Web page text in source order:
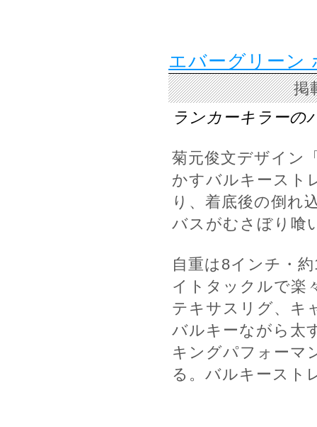
エバーグリーン
掲
ランカーキラーの
菊元俊文デザイン
かすバルキースト
り、着底後の倒れ
バスがむさぼり喰
自重は8インチ・
イトタックルで楽
テキサスリグ、キ
バルキーながら太
キングパフォーマ
る。バルキースト